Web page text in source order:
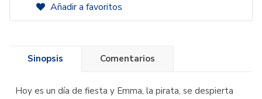
Añadir a favoritos
Sinopsis Comentarios
Hoy es un día de fiesta y Emma, la pirata, se despierta